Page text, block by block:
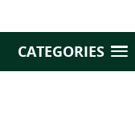
CATEGORIES